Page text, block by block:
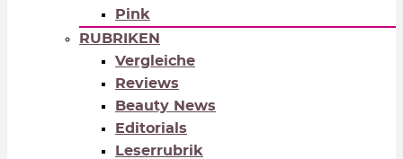
Pink
RUBRIKEN
Vergleiche
Reviews
Beauty News
Editorials
Leserrubrik